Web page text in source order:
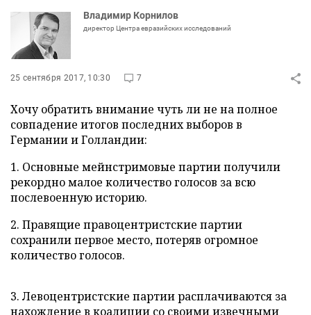
Владимир Корнилов
директор Центра евразийских исследований
25 сентября 2017, 10:30 7
Хочу обратить внимание чуть ли не на полное
совпадение итогов последних выборов в
Германии и Голландии:
1. Основные мейнстримовые партии получили
рекордно малое количество голосов за всю
послевоенную историю.
2. Правящие правоцентристские партии
сохранили первое место, потеряв огромное
количество голосов.
3. Левоцентристские партии расплачиваются за
нахождение в коалиции со своими извечными